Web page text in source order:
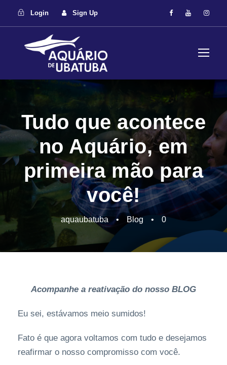
Login Sign Up
Tudo que acontece
no Aquário, em
primeira mão para
você!
aquaubatuba • Blog • 0
Acompanhe a reativação do nosso BLOG
Eu sei, estávamos meio sumidos!
Fato é que agora voltamos com tudo e desejamos
reafirmar o nosso compromisso com você.